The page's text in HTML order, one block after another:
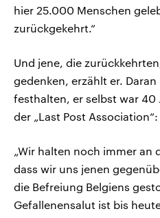
hier 25.000 Menschen
zurückgekehrt.“
Und jene, die
gedenken, erzählt er.
festhalten, er selbst war 40
der „Last Post Association“:
„Wir halten noch immer an
dass wir uns jenen
die Befreiung Belgiens
Gefallenensalut ist bis